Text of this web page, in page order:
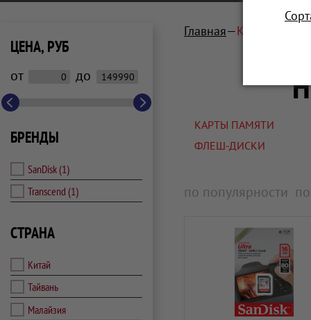
ЦЕНА, РУБ
от до
БРЕНДЫ
SanDisk(1)
Transcend (1)
СТРАНА
Китай
Тайвань
Малайзия
Главная Компьютеры
КАРТЫ ПАМЯТИ
ФЛЕШ-ДИСКИ
по популярности